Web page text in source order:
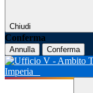
Chiudi
Conferma
Annulla Conferma
Imperia